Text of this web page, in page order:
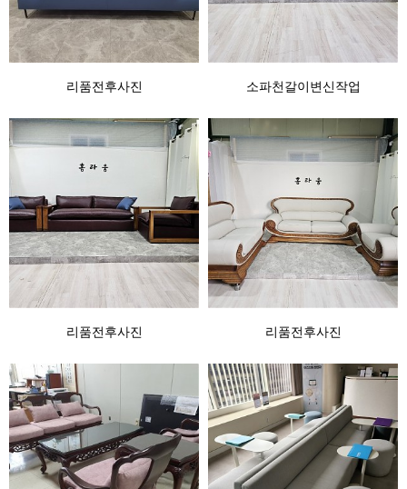
리품전후사진 소파천갈이변신작업
리품전후사진 리품전후사진